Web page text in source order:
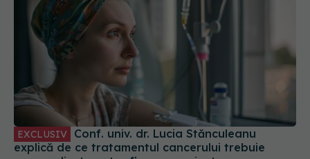
EXCLUSIV
explică de ce tratamentul cancerului trebuie
personalizat pentru fiecare pacient
21 sep 2025, 22:00